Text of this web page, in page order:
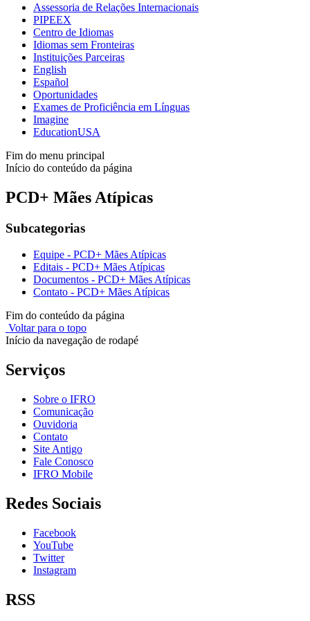
Assessoria de Relações Internacionais
PIPEEX
Centro de Idiomas
Idiomas sem Fronteiras
Instituições Parceiras
English
Español
Oportunidades
Exames de Proficiência em Línguas
Imagine
EducationUSA
Fim do menu principal
Início do conteúdo da página
PCD+ Mães Atípicas
Subcategorias
Equipe - PCD+ Mães Atípicas
Editais - PCD+ Mães Atípicas
Documentos - PCD+ Mães Atípicas
Contato - PCD+ Mães Atípicas
Fim do conteúdo da página
Voltar para o topo
Início da navegação de rodapé
Serviços
Sobre o IFRO
Comunicação
Ouvidoria
Contato
Site Antigo
Fale Conosco
IFRO Mobile
Redes Sociais
Facebook
YouTube
Twitter
Instagram
RSS